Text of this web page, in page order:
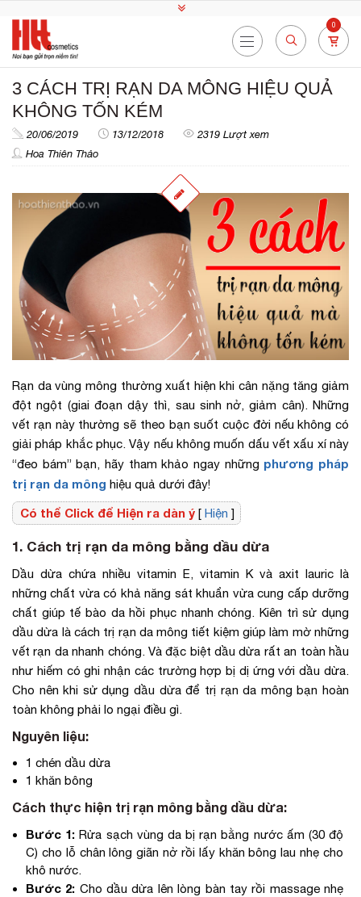
0
3 CÁCH TRỊ RẠN DA MÔNG HIỆU QUẢ
KHÔNG TỐN KÉM
20/06/2019 13/12/2018
2319 Lượt xem
Hoa Thiên Thảo
Rạn da vùng mông thường xuất hiện khi cân nặng tăng giảm
đột ngột (giai đoạn dậy thì, sau sinh nở, giảm cân). Những
vết rạn này thường sẽ theo bạn suốt cuộc đời nếu không có
giải pháp khắc phục. Vậy nếu không muốn dấu vết xấu xí này
“đeo bám” bạn, hãy tham khảo ngay những phương pháp
trị rạn da mông hiệu quả dưới đây!
Có thể Click để Hiện ra dàn ý [ Hiện ]
1. Cách trị rạn da mông bằng dầu dừa
Dầu dừa chứa nhiều vitamin E, vitamin K và axit lauric là
những chất vừa có khả năng sát khuẩn vừa cung cấp dưỡng
chất giúp tế bào da hồi phục nhanh chóng. Kiên trì sử dụng
dầu dừa là cách trị rạn da mông tiết kiệm giúp làm mờ những
vết rạn da nhanh chóng. Và đặc biệt dầu dừa rất an toàn hầu
như hiếm có ghi nhận các trường hợp bị dị ứng với dầu dừa.
Cho nên khi sử dụng dầu dừa để trị rạn da mông bạn hoàn
toàn không phải lo ngại điều gì.
Nguyên liệu:
1 chén dầu dừa
1 khăn bông
Cách thực hiện trị rạn mông bằng dầu dừa:
Bước 1: Rửa sạch vùng da bị rạn bằng nước ấm (30 độ
C) cho lỗ chân lông giãn nở rồi lấy khăn bông lau nhẹ cho
khô nước.
Bước 2: Cho dầu dừa lên lòng bàn tay rồi massage nhẹ